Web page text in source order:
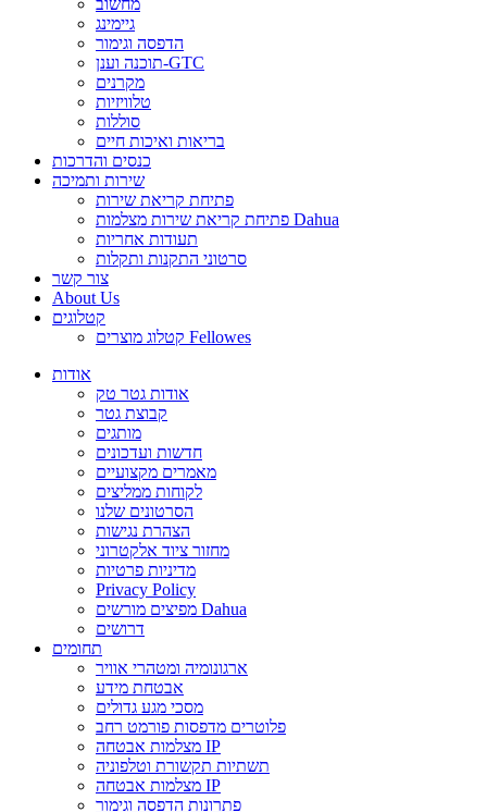
מחשוב
גיימינג
הדפסה וגימור
תוכנה וענן-GTC
מקרנים
טלוויזיות
סוללות
בריאות ואיכות חיים
כנסים והדרכות
שירות ותמיכה
פתיחת קריאת שירות
פתיחת קריאת שירות מצלמות Dahua
תעודות אחריות
סרטוני התקנות ותקלות
צור קשר
About Us
קטלוגים
קטלוג מוצרים Fellowes
אודות
אודות גטר טק
קבוצת גטר
מותגים
חדשות ועדכונים
מאמרים מקצועיים
לקוחות ממליצים
הסרטונים שלנו
הצהרת נגישות
מחזור ציוד אלקטרוני
מדיניות פרטיות
Privacy Policy
מפיצים מורשים Dahua
דרושים
תחומים
ארגונומיה ומטהרי אוויר
אבטחת מידע
מסכי מגע גדולים
פלוטרים מדפסות פורמט רחב
מצלמות אבטחה IP
תשתיות תקשורת וטלפוניה
מצלמות אבטחה IP
פתרונות הדפסה וגימור